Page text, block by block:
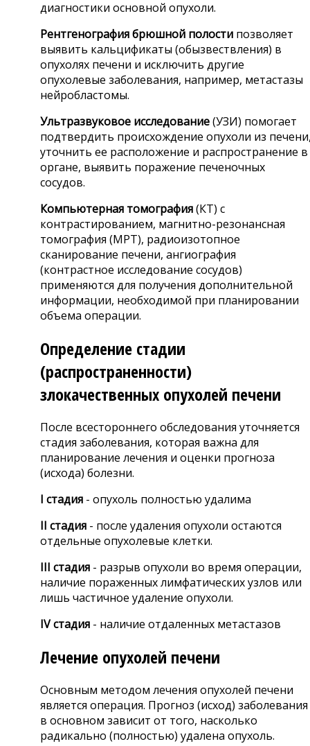
диагностики основной опухоли.
Рентгенография брюшной полости позволяет
выявить кальцификаты (обызвествления) в
опухолях печени и исключить другие
опухолевые заболевания, например, метастазы
нейробластомы.
Ультразвуковое исследование(УЗИ) помогает
подтвердить происхождение опухоли из
уточнить ее расположение и распространение в
органе, выявить поражение печеночных
сосудов.
Компьютерная томография(КТ) с
контрастированием, магнитно-резонансная
томография (МРТ), радиоизотопное
сканирование печени, ангиография
(контрастное исследование сосудов)
применяются для получения дополнительной
информации, необходимой при планировании
объема операции.
Определение стадии
(распространенности)
злокачественных опухолей печени
После всестороннего обследования уточняется
стадия заболевания, которая важна для
планирование лечения и оценки прогноза
(исхода) болезни.
I стадия - опухоль полностью удалима
II стадия - после удаления опухоли остаются
отдельные опухолевые клетки.
III стадия - разрыв опухоли во время операции,
наличие пораженных лимфатических узлов или
лишь частичное удаление опухоли.
IV стадия - наличие отдаленных метастазов
Лечение опухолей печени
Основным методом лечения опухолей печени
является операция. Прогноз (исход) заболевания
в основном зависит от того, насколько
радикально (полностью) удалена опухоль.